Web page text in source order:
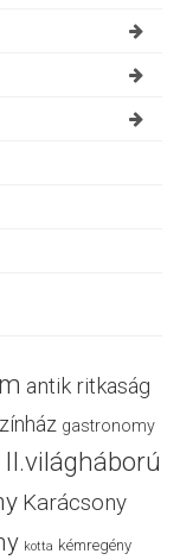
antik ritkaság
gastronomy
II.világháború
Karácsony
kotta kémregény